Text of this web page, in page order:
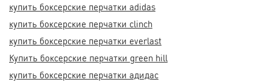
купить боксерские перчатки adidas
купить боксерские перчатки clinch
купить боксерские перчатки everlast
Купить боксерские перчатки green hill
купить боксерские перчатки адидас